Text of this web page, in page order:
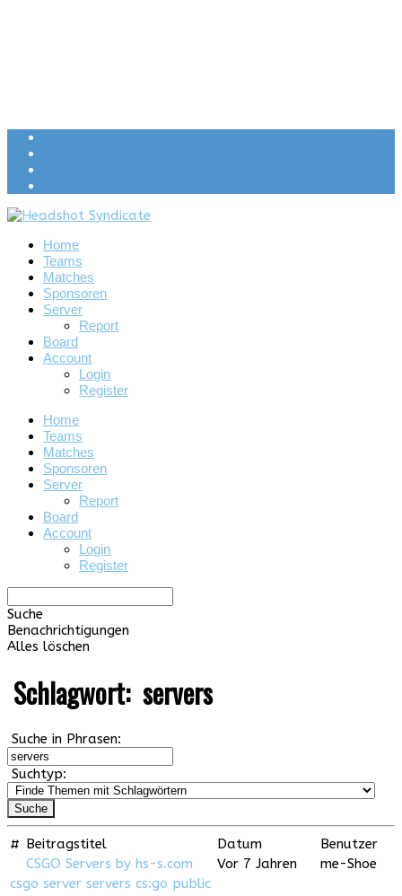
Home
Teams
Matches
Sponsoren
Server
Report
Board
Account
Login
Register
Home
Teams
Matches
Sponsoren
Server
Report
Board
Account
Login
Register
Suche
Benachrichtigungen
Alles löschen
Schlagwort: servers
Suche in Phrasen:
Suchtyp:
# Beitragstitel Datum
Benutzer
CSGO Servers by hs-s.com
Vor 7 Jahren
me-Shoe
csgo server servers cs:go public